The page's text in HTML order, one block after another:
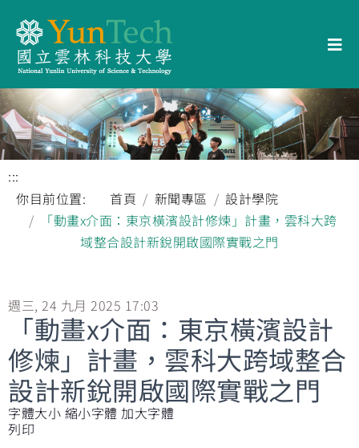
:::
你目前位置:
首頁 新聞專區
設計學院
「動畫x介面：東京橫濱設計修煉」計畫，雲科大跨
域整合設計新銳開啟國際實戰之門
週三, 24 九月 2025 17:03
「動畫x介面：東京橫濱設計
修煉」計畫，雲科大跨域整合
設計新銳開啟國際實戰之門
字體大小 縮小字體 加大字體
列印